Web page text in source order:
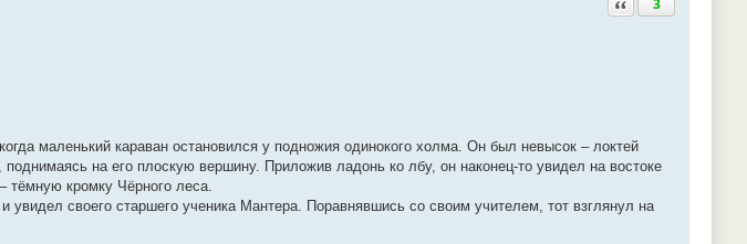
3
маленький караван остановился у подножия одинокого холма. Он был невысок – локтей
на его плоскую вершину. Приложив ладонь ко лбу, он наконец-то увидел на востоке
тёмную кромку Чёрного леса.
своего старшего ученика Мантера. Поравнявшись со своим учителем, тот взглянул на